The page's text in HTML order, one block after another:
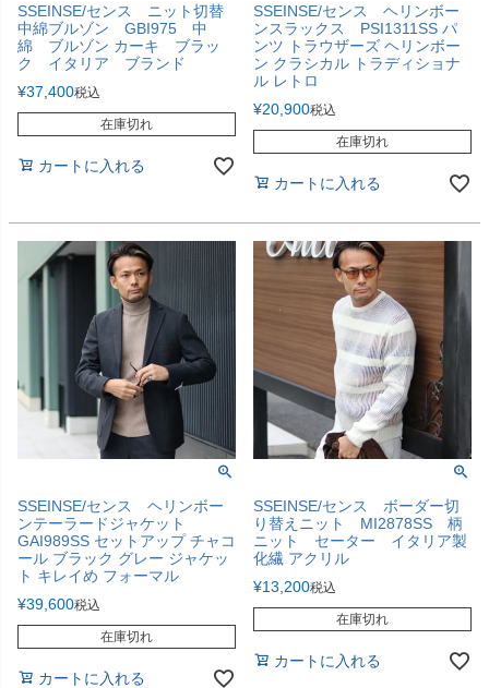
SSEINSE/センス ニット切替
中綿ブルゾン GBI975 中
綿 ブルゾン カーキ ブラッ
ク イタリア ブランド
¥37,400税込
在庫切れ
カートに入れる
SSEINSE/センス ヘリンボー
ンスラックス PSI1311SS パ
ンツ トラウザーズ ヘリンボー
ン クラシカル トラディショナ
ル レトロ
¥20,900税込
在庫切れ
カートに入れる
SSEINSE/センス ヘリンボー
ンテーラードジャケット
GAI989SS セットアップ チャコ
ール ブラック グレー ジャケッ
ト キレイめ フォーマル
¥39,600税込
在庫切れ
カートに入れる
SSEINSE/センス ボーダー切
り替えニット MI2878SS 柄
ニット セーター イタリア製
化繊 アクリル
¥13,200税込
在庫切れ
カートに入れる